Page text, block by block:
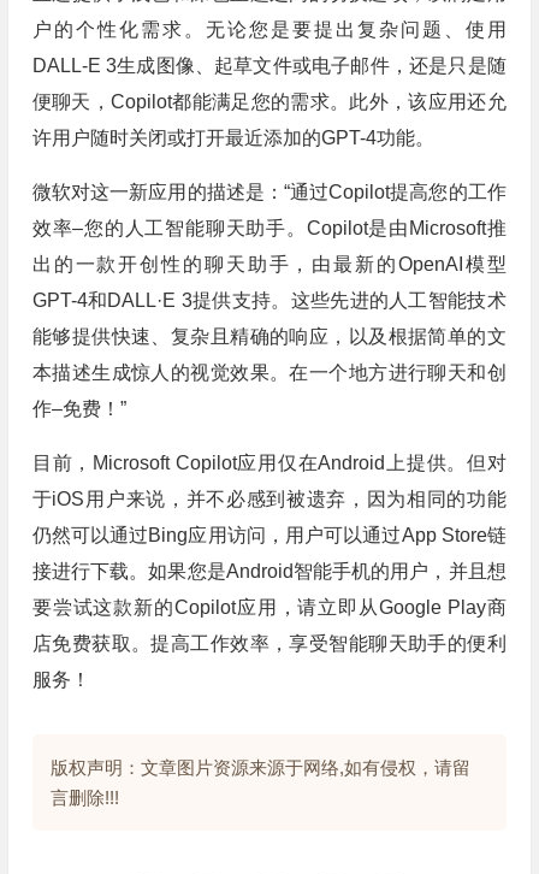
户的个性化需求。无论您是要提出复杂问题、使用
DALL-E 3生成图像、起草文件或电子邮件，还是只是随
便聊天，Copilot都能满足您的需求。此外，该应用还允
许用户随时关闭或打开最近添加的GPT-4功能。
微软对这一新应用的描述是：“通过Copilot提高您的工作
效率–您的人工智能聊天助手。Copilot是由Microsoft推
出的一款开创性的聊天助手，由最新的OpenAI模型
GPT-4和DALL·E 3提供支持。这些先进的人工智能技术
能够提供快速、复杂且精确的响应，以及根据简单的文
本描述生成惊人的视觉效果。在一个地方进行聊天和创
作–免费！”
目前，Microsoft Copilot应用仅在Android上提供。但对
于iOS用户来说，并不必感到被遗弃，因为相同的功能
仍然可以通过Bing应用访问，用户可以通过App Store链
接进行下载。如果您是Android智能手机的用户，并且想
要尝试这款新的Copilot应用，请立即从Google Play商
店免费获取。提高工作效率，享受智能聊天助手的便利
服务！
版权声明：文章图片资源来源于网络,如有侵权，请留
言删除!!!